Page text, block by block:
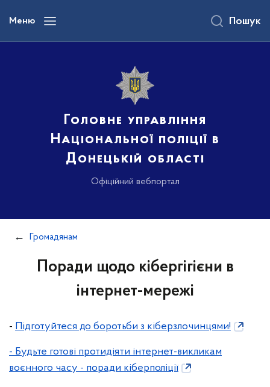
вмісту
Меню
Головне управління
Національної поліції в
Донецькій області
Офіційний вебпортал
Пошук
Громадянам
Поради щодо кібергігієни в
інтернет-мережі
- Підготуйтеся до боротьби з кіберзлочинцями!
- Будьте готові протидіяти інтернет-викликам
воєнного часу - поради кіберполіції